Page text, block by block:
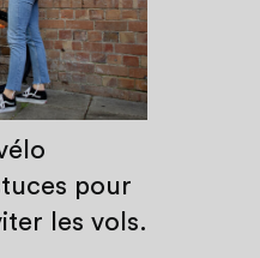
pour
les vols.